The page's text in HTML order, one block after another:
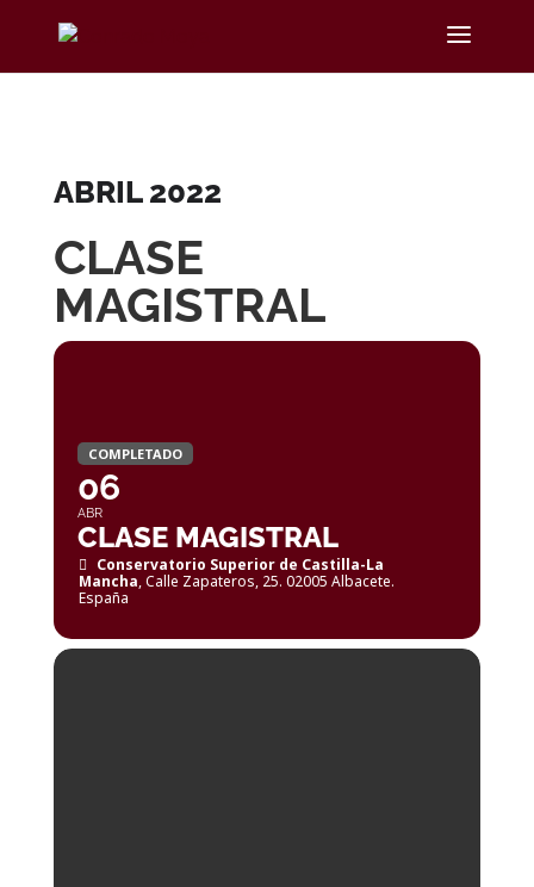
ABRIL 2022
CLASE
MAGISTRAL
COMPLETADO
06
ABR
CLASE MAGISTRAL
Conservatorio Superior de Castilla-La
Mancha, Calle Zapateros, 25. 02005 Albacete.
España